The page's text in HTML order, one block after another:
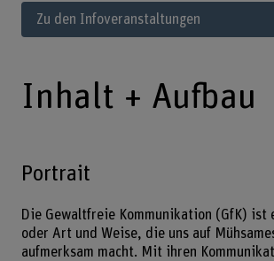
Zu den Infoveranstaltungen
Inhalt + Aufbau
Portrait
Die Gewaltfreie Kommunikation (GfK) ist
oder Art und Weise, die uns auf
aufmerksam macht. Mit ihren